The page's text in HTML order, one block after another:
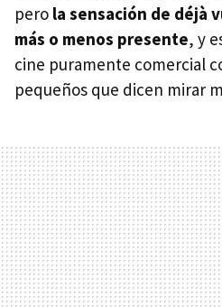
pero la sensación de déjà
más o menos presente, y
cine puramente comercial
pequeños que dicen mirar